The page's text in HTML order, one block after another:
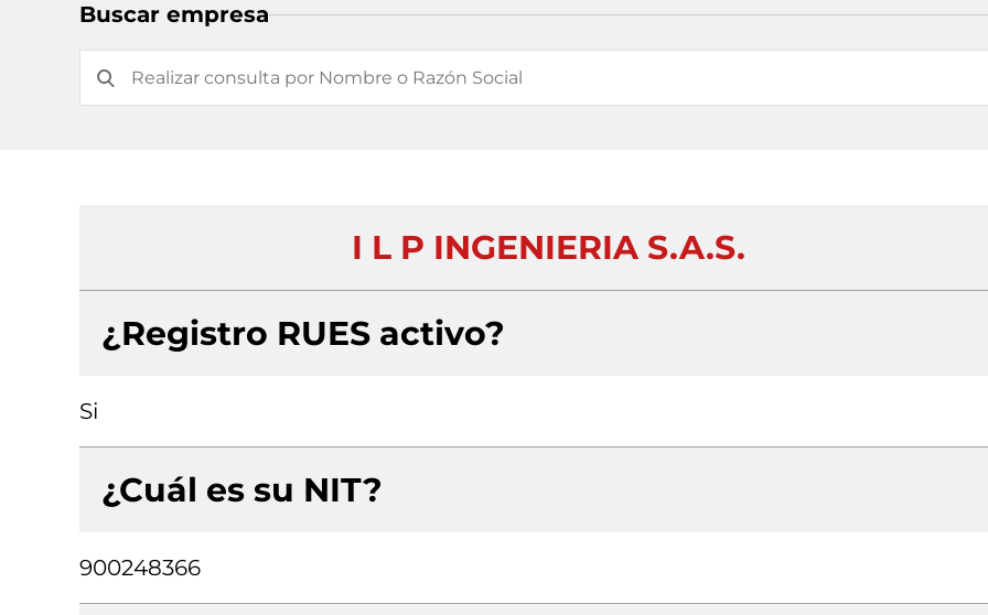
Buscar empresa
I L P INGENIERIA S.A.S.
¿Registro RUES activo?
Si
¿Cuál es su NIT?
900248366